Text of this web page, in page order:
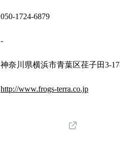
050-1724-6879
-
神奈川県横浜市青葉区荏子田3-
http://www.frogs-terra.co.jp